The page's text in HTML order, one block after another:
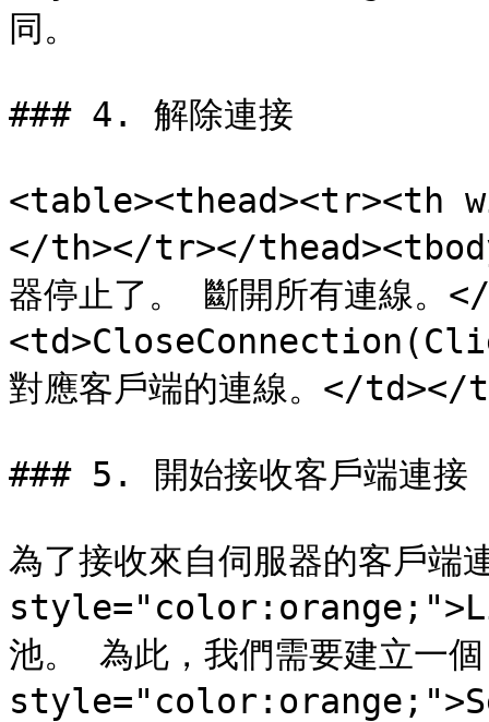
同。
### 4. 解除連接
<table><thead><tr><th
</th></tr></
器停止了。 斷開所有連線
對應客戶端的連線。</
### 5. 開始接收客戶端連接
為了接收來自伺服器的客戶端
池。 為此，我們需要建立一